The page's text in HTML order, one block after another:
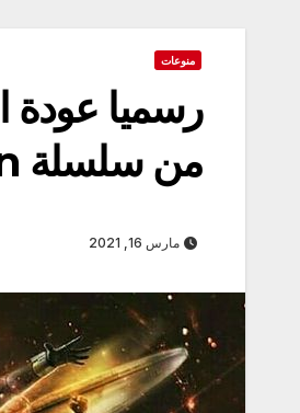
منوعات
من سلسلة Ant Man
مارس 16, 2021